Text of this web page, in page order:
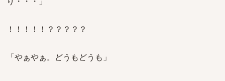
！！！！！？？？？？
「やぁやぁ。どうもどうも」